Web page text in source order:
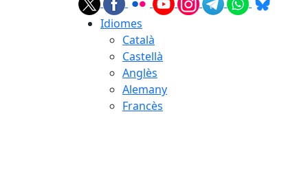
Idiomes
Català
Castellà
Anglès
Alemany
Francès